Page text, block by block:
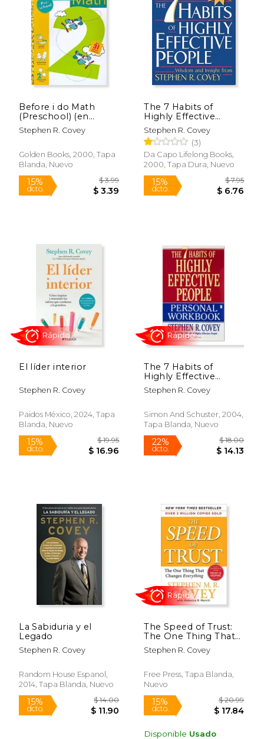
dcto. $ 16.96 dcto.
Before i do Math
(Preschool) (en
Inglés)
Stephen R. Covey
Golden Books, 2000, Tapa
Blanda, Nuevo
15%
The 7 Habits of
Highly Effective
People (rp Minis) (en
Inglés)
Stephen R. Covey
(3)
Da Capo Lifelong Books,
2000, Tapa Dura, Nuevo
15%
dcto.
El líder interior
Stephen R. Covey
Paidos México, 2024, Tapa
Blanda, Nuevo
The 7 Habits of
Highly Effective
People Personal
Workbook (en Inglés)
Stephen R. Covey
Simon And Schuster, 2004,
Tapa Blanda, Nuevo
22%
dcto.
La Sabiduria y el
Legado
Stephen R. Covey
Random House Espanol,
2014, Tapa Blanda, Nuevo
The Speed of Trust:
The One Thing That
Changes Everything
(en Inglés)
Stephen R. Covey
Free Press, Tapa Blanda,
Nuevo
Disponible Usado